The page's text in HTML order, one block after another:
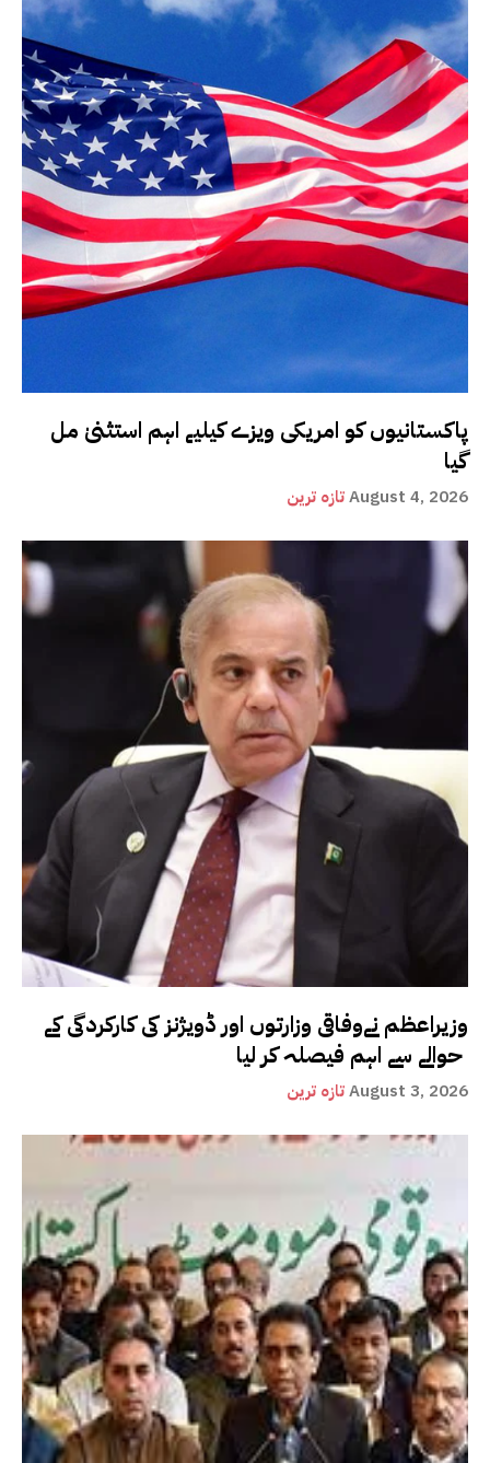
پاکستانیوں کو امریکی ویزے کیلیے اہم استثنیٰ مل
گیا
تازہ ترینAugust 4, 2026
وزیراعظم نےوفاقی وزارتوں اور ڈویژنز کی کارکردگی کے
تازہ ترینAugust 3, 2026